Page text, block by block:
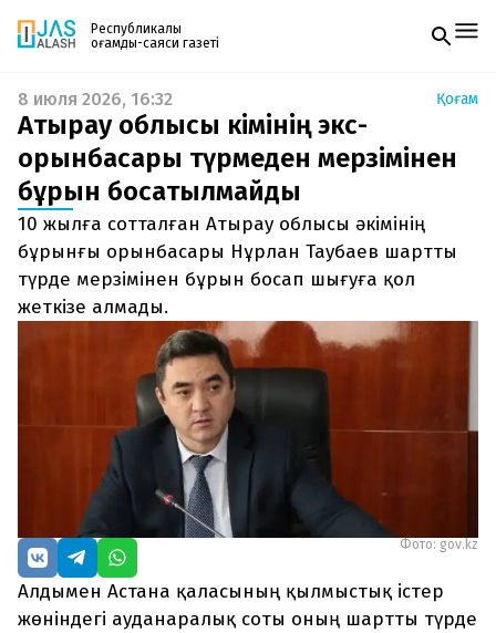
Республикалық
қоғамдық-саяси газеті
Жаңалықтар
Спорт
Live
Руханият
Аймақ
Архив
Заң және тәртіп
Редакциямен байланыс
+7 708 604 51 06
+7 701 220 64 52
zhasalash100@gmail.com
Газетке жазылу
PDF форматтағы газетті ай сайын электронды
поштаңызға алып отырыңыз. Жаңа нөмір
шыққан сәтте сізге бірден жіберіледі. Тек email
енгізіңіз, біз қалғанын өзіміз жібереміз.
8 июля 2026, 16:32 Қоғам
Атырау облысы әкімінің экс-
орынбасары түрмеден мерзімінен
бұрын босатылмайды
10 жылға сотталған Атырау облысы әкімінің
бұрынғы орынбасары Нұрлан Таубаев шартты
түрде мерзімінен бұрын босап шығуға қол
жеткізе алмады.
Фото: gov.kz
Алдымен Астана қаласының қылмыстық істер
жөніндегі ауданаралық соты оның шартты түрде